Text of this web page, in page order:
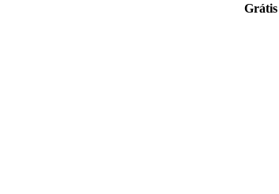
Grátis